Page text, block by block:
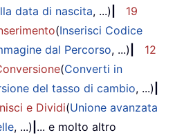
data di nascita, ...)
19
(Inserisci Codice
dal Percorso, ...)
12
(Converti in
del tasso di cambio, ...)
e Dividi(Unione avanzata
, ...) ... e molto altro